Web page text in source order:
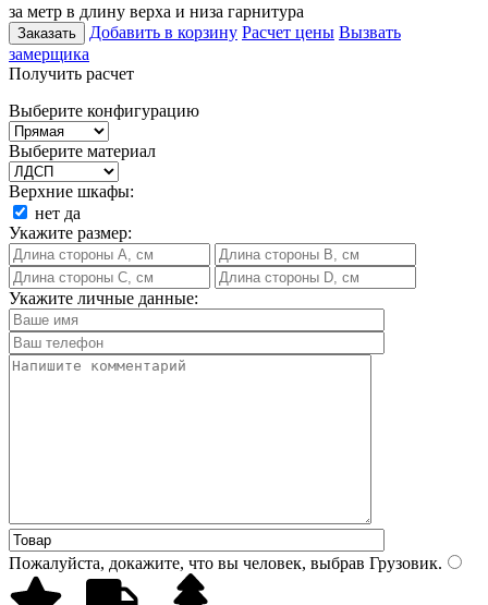
за метр в длину верха и низа гарнитура
Заказать Добавить в корзину Расчет цены Вызвать
замерщика
Получить расчет
Выберите конфигурацию
Выберите материал
Верхние шкафы:
нет да
Укажите размер:
Укажите личные данные:
Пожалуйста, докажите, что вы человек, выбрав Грузовик.